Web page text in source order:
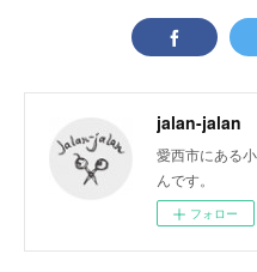
jalan-jalan
愛西市にある
んです。
フォロー